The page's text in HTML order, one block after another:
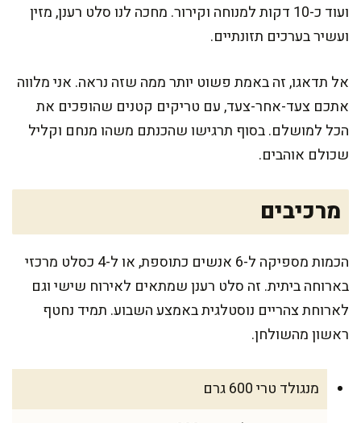
ועוד כ-10 דקות למנוחה וקירור. מחכה לנו סלט רענן, מזין
ועשיר בערכים תזונתיים.
אל תדאגו, זה באמת פשוט יותר ממה שזה נראה. אני מלווה
אתכם צעד-אחר-צעד, עם טריקים קטנים שהופכים את
הכל למושלם. בסוף תרגישו שהכנתם משהו מנחם וקליל
שכולם אוהבים.
מרכיבים
הכמות מספיקה ל-6 אנשים כתוספת, או ל-4 כסלט מרכזי
בארוחה ביתית. זה סלט רענן שמתאים לאירוח שישי וגם
לארוחת צהריים נוסטלגית באמצע השבוע. תמיד נחטף
ראשון מהשולחן.
מנגולד טרי 600 גרם